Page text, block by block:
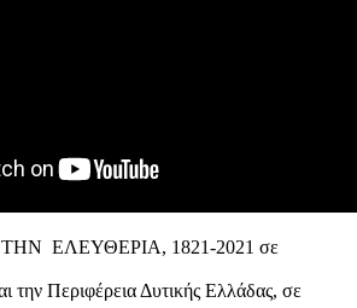
ΕΛΕΥΘΕΡΙΑ, 1821-2021 σε
Περιφέρεια Δυτικής Ελλάδας, σε